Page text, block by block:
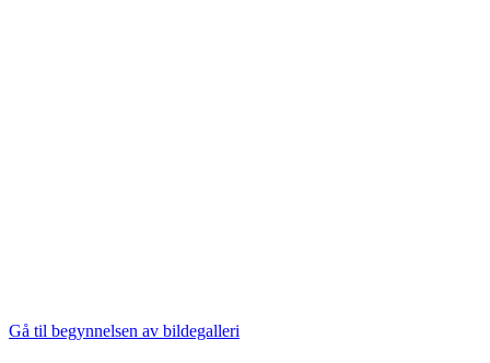
Gå til begynnelsen av bildegalleri